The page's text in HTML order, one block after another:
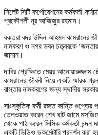
সিলেট সিটি কর্পোরেশনের কর্মকর্তা-
প্রকৌশলী নূর আজিজুর রহমান।
বক্তরা বদর উদ্দিন আহমদ কামরানের
নামকরণ ও নগর ভবন চত্ত্বরকে ‘জনতার
জানান।
দাবির প্রেক্ষিতে মেয়র
কামরানের জীবনী নিয়ে একটি স্মারক
রাস্তার নামকরণের জন্য স্থানীয়
সাংস্কৃতিক কর্মী রজত কান্তি গুপ্তের
তেলওয়াত করেন শেখ ঘাট জামে
থেকে পাঠ করেন সিসিক কর্মকর্তা চন্দন
একটি ভিডিও ডকুমেন্টারি প্রদর্শন করা